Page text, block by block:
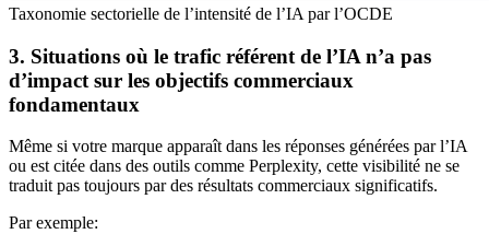
Taxonomie sectorielle de l’intensité de l’IA par l’OCDE
3. Situations où le trafic référent de l’IA n’a pas
d’impact sur les objectifs commerciaux
fondamentaux
Même si votre marque apparaît dans les réponses générées par l’IA
ou est citée dans des outils comme Perplexity, cette visibilité ne se
traduit pas toujours par des résultats commerciaux significatifs.
Par exemple: